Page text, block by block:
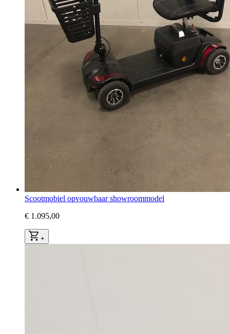
Scootmobiel opvouwbaar showroommodel
€ 1.095,00
+